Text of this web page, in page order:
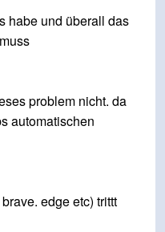
habe und überall das
problem nicht. da
automatischen
edge etc) trittt